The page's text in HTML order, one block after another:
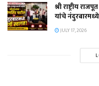
श्री राष्ट्रीय
यांचे
JULY 17, 2026